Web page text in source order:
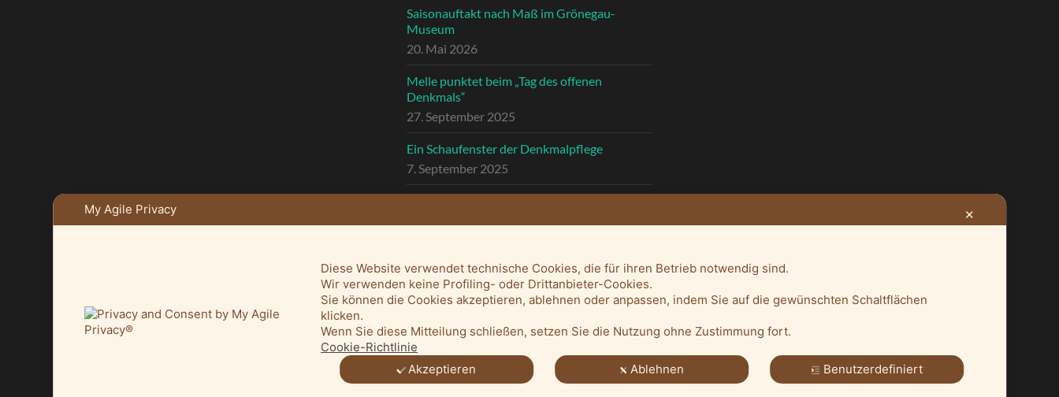
Saisonauftakt nach Maß im Grönegau-
Museum
20. Mai 2026
Melle punktet beim „Tag des offenen
Denkmals“
27. September 2025
Ein Schaufenster der Denkmalpflege
7. September 2025
My Agile Privacy ✕
Diese Website verwendet technische Cookies, die für ihren Betrieb notwendig sind.
Wir verwenden keine Profiling- oder Drittanbieter-Cookies.
Sie können die Cookies akzeptieren, ablehnen oder anpassen, indem Sie auf die gewünschten Schaltflächen
klicken.
Wenn Sie diese Mitteilung schließen, setzen Sie die Nutzung ohne Zustimmung fort.
Cookie-Richtlinie
Akzeptieren
Ablehnen Benutzerdefiniert